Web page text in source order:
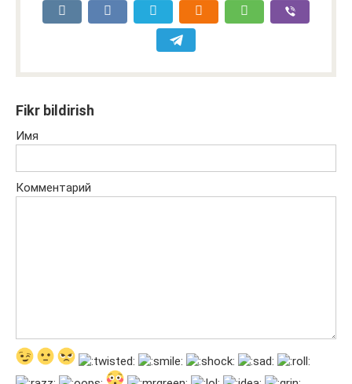
Fikr bildirish
Имя
Комментарий